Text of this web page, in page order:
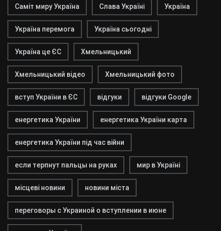
Саміт миру Україна Слава Україні Україна
Україна перемога Україна сьогодні
Україна це ЄС Хмельницький
Хмельницький відео Хмельницький фото
вступ України в ЄС відгуки відгуки Google
енергетика України енергетика України карта
енергетика України під час війни
если терпнут пальцы на руках мир в Україні
місцеві новини новини міста
переговоры с Украиной о вступлении в июне